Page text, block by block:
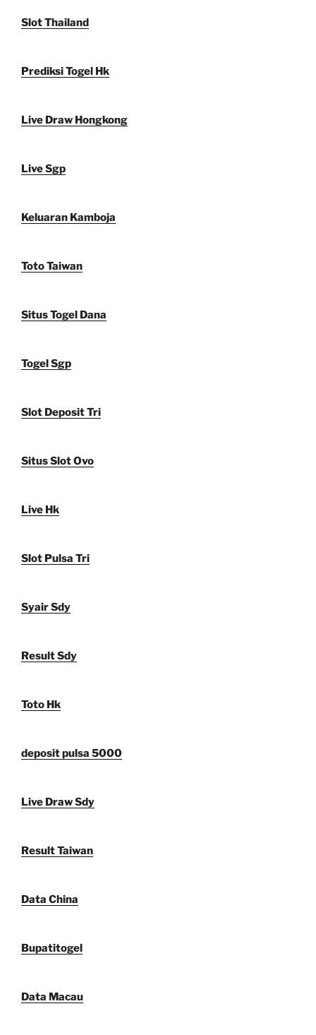
Slot Thailand
Prediksi Togel Hk
Live Draw Hongkong
Live Sgp
Keluaran Kamboja
Toto Taiwan
Situs Togel Dana
Togel Sgp
Slot Deposit Tri
Situs Slot Ovo
Live Hk
Slot Pulsa Tri
Syair Sdy
Result Sdy
Toto Hk
deposit pulsa 5000
Live Draw Sdy
Result Taiwan
Data China
Bupatitogel
Data Macau